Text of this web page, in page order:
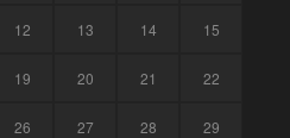
12 13 14 15
19 20 21 22
26 27 28 29